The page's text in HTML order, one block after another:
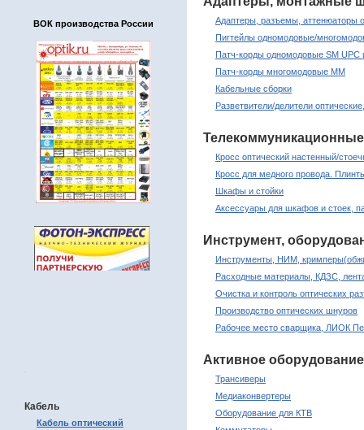
ВОК производства России
.
Кабель
Кабель оптический
Адаптеры, разъемы, аттенюаторы
Пигтейлы одномодовые/
Патч-корды одномодовые SM UPC
Патч-корды многомодовые MM
Кабельные сборки
Разветвители/делители
Кросс оптический настенный/
Кросс для медного провода.
Шкафы и стойки
Аксессуары для шкафов и стоек,
Инструмент,
Инструменты, НИМ,
Расходные материалы, КДЗС,
Очистка и контроль оптических
Производство оптических шнуров
Рабочее место сварщика, ЛИОК
Активное оборудование
Трансиверы
Медиаконвертеры
Оборудование для КТВ